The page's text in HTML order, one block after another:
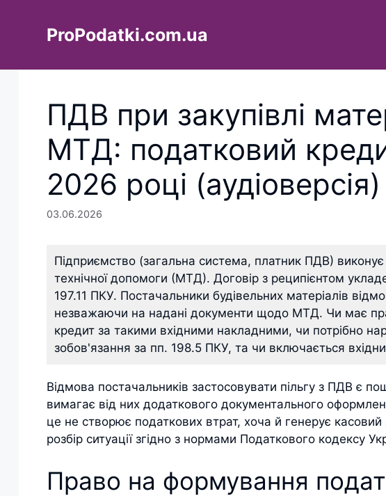
ProPodatki.com.ua
ПДВ при закупівлі
МТД: податковий
2026 році (аудіоверсія)
03.06.2026
Підприємство (загальна система, платник ПДВ)
технічної допомоги (МТД). Договір з реципієнтом
197.11 ПКУ. Постачальники будівельних матеріалів
незважаючи на надані документи щодо МТД. Чи має
кредит за такими вхідними накладними, чи потрібно
зобов'язання за пп. 198.5 ПКУ, та чи включається
Відмова постачальників застосовувати пільгу з ПДВ є
вимагає від них додаткового документального
це не створює податкових втрат, хоча й генерує
розбір ситуації згідно з нормами Податкового кодексу
Право на формування